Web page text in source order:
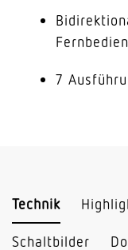
7
Technik
Schaltbilder